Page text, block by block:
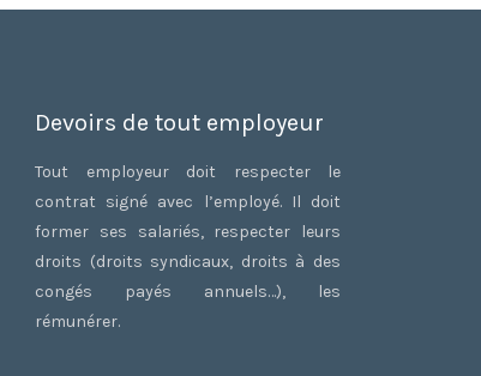
Devoirs de tout employeur
Tout employeur doit respecter le
contrat signé avec l’employé. Il doit
former ses salariés, respecter leurs
droits (droits syndicaux, droits à des
congés payés annuels…), les
rémunérer.